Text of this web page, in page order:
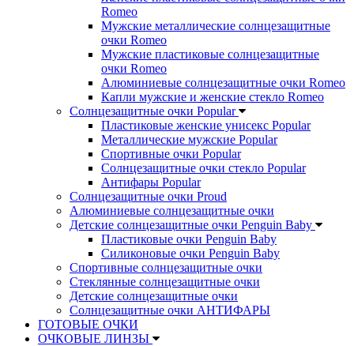
Romeo
Мужские металлические солнцезащитные
очки Romeo
Мужские пластиковые солнцезащитные
очки Romeo
Алюминиевые солнцезащитные очки Romeo
Капли мужские и женские стекло Romeo
Солнцезащитные очки Popular
Пластиковые женские унисекс Popular
Металлические мужские Popular
Спортивные очки Popular
Солнцезащитные очки стекло Popular
Aнтифары Popular
Солнцезащитные очки Proud
Алюминиевые солнцезащитные очки
Детские солнцезащитные очки Penguin Baby
Пластиковые очки Penguin Baby
Силиконовые очки Penguin Baby
Спортивные солнцезащитные очки
Стеклянные солнцезащитные очки
Детские солнцезащитные очки
Солнцезащитные очки АНТИФАРЫ
ГОТОВЫЕ ОЧКИ
ОЧКОВЫЕ ЛИНЗЫ